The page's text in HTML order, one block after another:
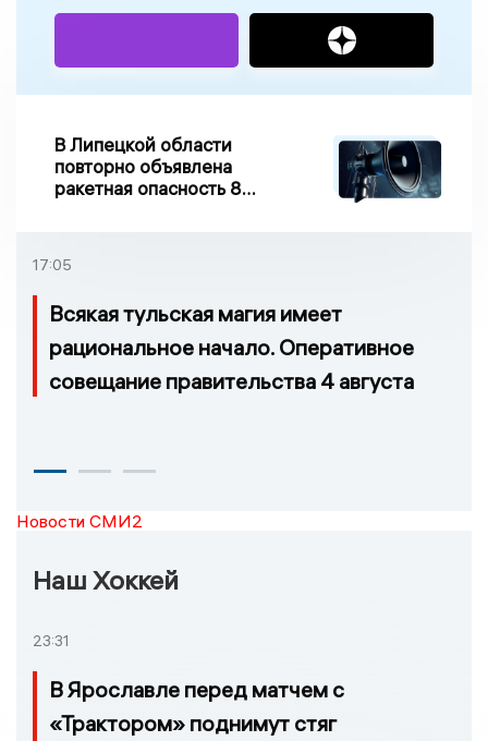
В Липецкой области
повторно объявлена
ракетная опасность 8
17:05
Всякая тульская магия имеет
рациональное начало. Оперативное
совещание правительства 4 августа
Новости СМИ2
Наш Хоккей
23:31
В Ярославле перед матчем с
«Трактором» поднимут стяг